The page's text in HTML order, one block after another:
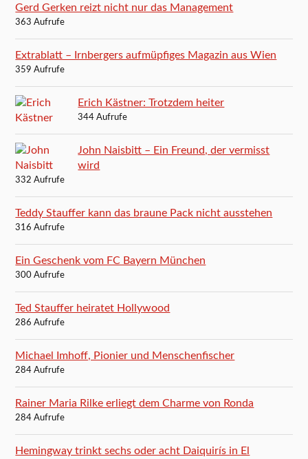
Gerd Gerken reizt nicht nur das Management
363 Aufrufe
Extrablatt – Irnbergers aufmüpfiges Magazin aus Wien
359 Aufrufe
Erich Kästner: Trotzdem heiter
344 Aufrufe
John Naisbitt – Ein Freund, der vermisst
wird
332 Aufrufe
Teddy Stauffer kann das braune Pack nicht ausstehen
316 Aufrufe
Ein Geschenk vom FC Bayern München
300 Aufrufe
Ted Stauffer heiratet Hollywood
286 Aufrufe
Michael Imhoff, Pionier und Menschenfischer
284 Aufrufe
Rainer Maria Rilke erliegt dem Charme von Ronda
284 Aufrufe
Hemingway trinkt sechs oder acht Daiquirís in El